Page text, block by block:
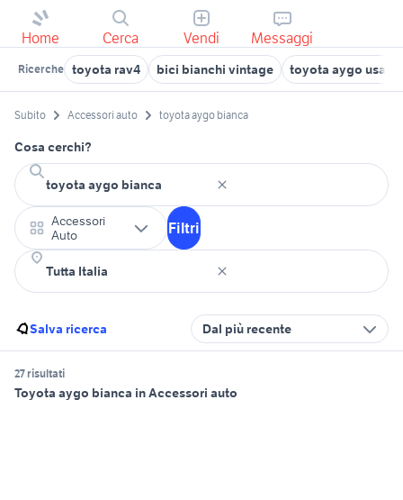
Home Cerca Vendi Messaggi
Ricerche toyota rav4 bici bianchi vintage toyota aygo usata
Subito Accessori auto toyota aygo bianca
Cosa cerchi?
Accessori
Auto
Filtri
Salva ricerca Dal più recente
27 risultati
Toyota aygo bianca in Accessori auto